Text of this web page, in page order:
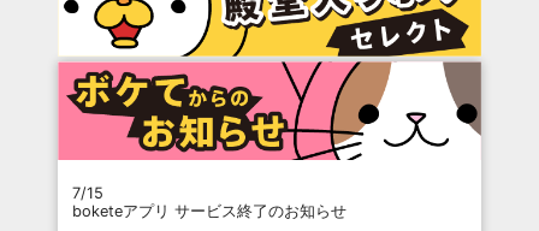
7/15
boketeアプリ サービス終了のお知らせ